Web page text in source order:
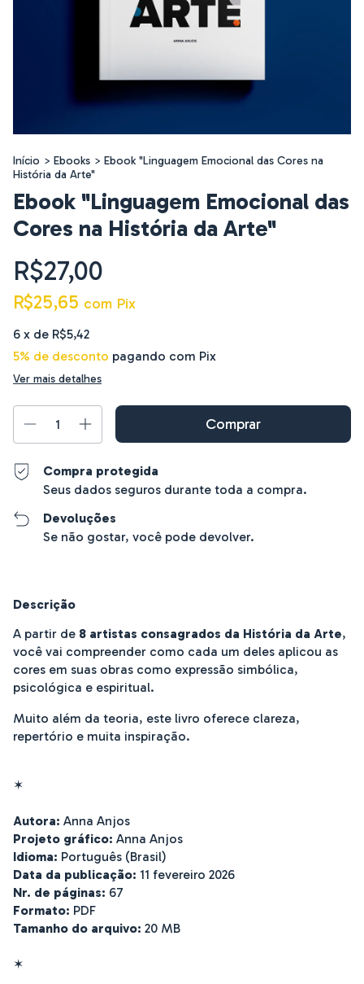
Início > Ebooks > Ebook "Linguagem Emocional das Cores na
História da Arte"
Ebook "Linguagem Emocional das
Cores na História da Arte"
R$27,00
R$25,65 com Pix
6 x de R$5,42
5% de desconto pagando com Pix
Ver mais detalhes
Compra protegida
Seus dados seguros durante toda a compra.
Devoluções
Se não gostar, você pode devolver.
Descrição
A partir de 8 artistas consagrados da História da Arte,
você vai compreender como cada um deles aplicou as
cores em suas obras como expressão simbólica,
psicológica e espiritual.
Muito além da teoria, este livro oferece clareza,
repertório e muita inspiração.
✶
Autora: Anna Anjos
Projeto gráfico: Anna Anjos
Idioma: Português (Brasil)
Data da publicação: 11 fevereiro 2026
Nr. de páginas: 67
Formato: PDF
Tamanho do arquivo: 20 MB
✶